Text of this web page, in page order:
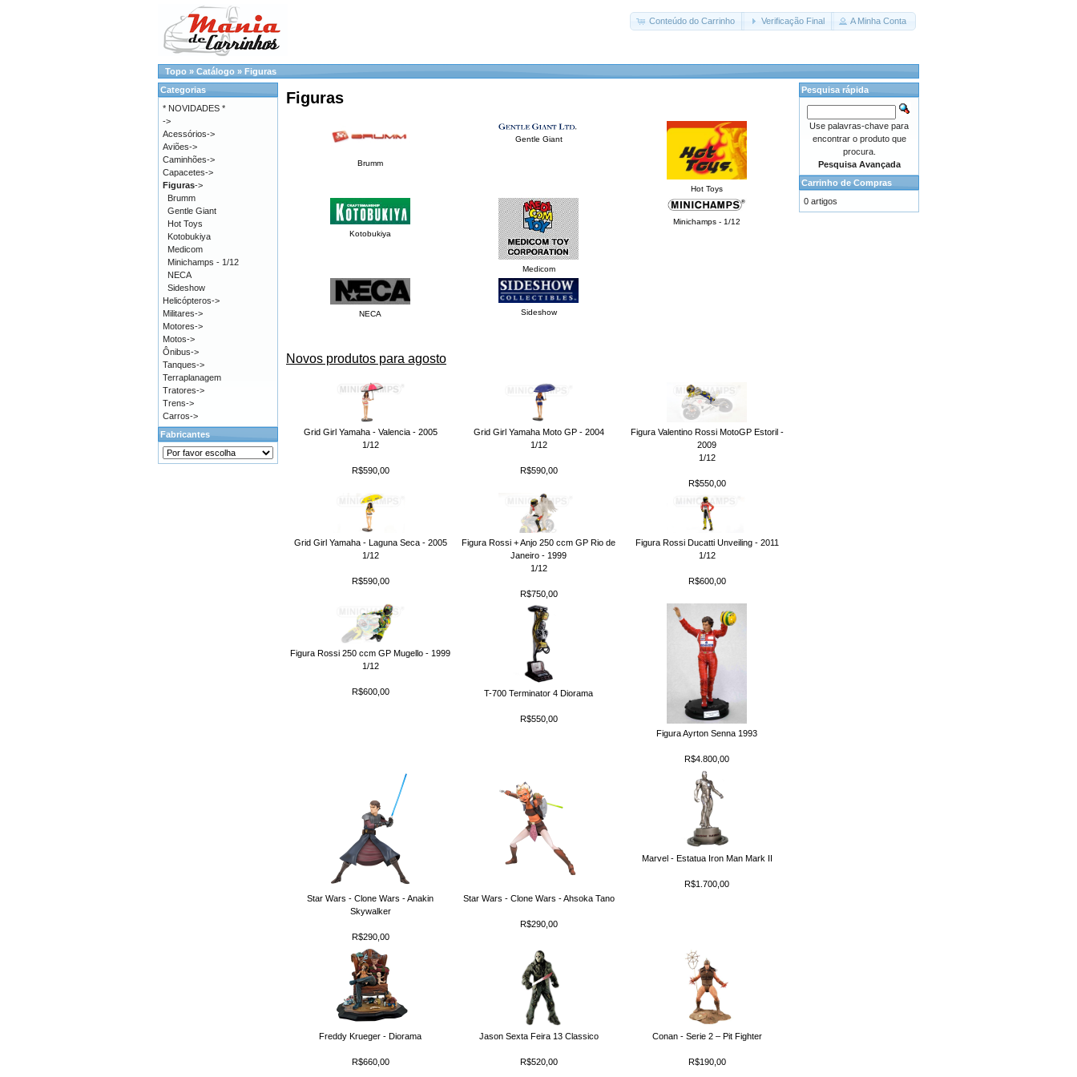
Conteúdo do Carrinho Verificação Final A Minha Conta
Topo » Catálogo » Figuras
Figuras
Brumm
Gentle Giant
Hot Toys
Kotobukiya
Medicom
Minichamps - 1/12
NECA Sideshow
Novos produtos para agosto
Grid Girl Yamaha - Valencia - 2005
1/12
R$590,00
Grid Girl Yamaha Moto GP - 2004
1/12
R$590,00
Figura Valentino Rossi MotoGP Estoril -
2009
1/12
R$550,00
Grid Girl Yamaha - Laguna Seca - 2005
1/12
R$590,00
Figura Rossi + Anjo 250 ccm GP Rio de
Janeiro - 1999
1/12
R$750,00
Figura Rossi Ducatti Unveiling - 2011
1/12
R$600,00
Figura Rossi 250 ccm GP Mugello - 1999
1/12
R$600,00 T-700 Terminator 4 Diorama
R$550,00
Figura Ayrton Senna 1993
R$4.800,00
Star Wars - Clone Wars - Anakin
Skywalker
R$290,00
Star Wars - Clone Wars - Ahsoka Tano
R$290,00
Marvel - Estatua Iron Man Mark II
R$1.700,00
Freddy Krueger - Diorama
R$660,00
Jason Sexta Feira 13 Classico
R$520,00
Conan - Serie 2 – Pit Fighter
R$190,00
Categorias
* NOVIDADES *
->
Acessórios->
Aviões->
Caminhões->
Capacetes->
Figuras->
Brumm
Gentle Giant
Hot Toys
Kotobukiya
Medicom
Minichamps - 1/12
NECA
Sideshow
Helicópteros->
Militares->
Motores->
Motos->
Ônibus->
Tanques->
Terraplanagem
Tratores->
Trens->
Carros->
Fabricantes
Pesquisa rápida
Use palavras-chave para
encontrar o produto que
procura.
Pesquisa Avançada
Carrinho de Compras
0 artigos